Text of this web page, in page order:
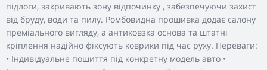
підлоги, закривають зону відпочинку , забезпечуючи захист
від бруду, води та пилу. Ромбовидна прошивка додає салону
преміального вигляду, а антиковзка основа та штатні
кріплення надійно фіксують коврики під час руху. Переваги:
• Індивідуальне пошиття під конкретну модель авто •